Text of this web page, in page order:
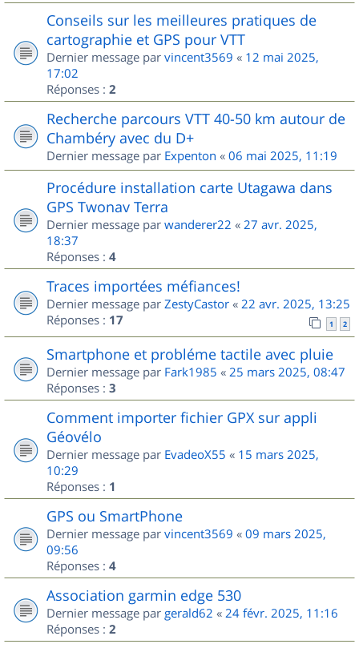
Conseils sur les meilleures pratiques de
cartographie et GPS pour VTT
Dernier message par vincent3569 « 12 mai 2025,
17:02
Réponses : 2
Recherche parcours VTT 40-50 km autour de
Chambéry avec du D+
Dernier message par Expenton « 06 mai 2025, 11:19
Procédure installation carte Utagawa dans
GPS Twonav Terra
Dernier message par wanderer22 « 27 avr. 2025,
18:37
Réponses : 4
Traces importées méfiances!
Dernier message par ZestyCastor « 22 avr. 2025, 13:25
Réponses : 17 1 2
Smartphone et probléme tactile avec pluie
Dernier message par Fark1985 « 25 mars 2025, 08:47
Réponses : 3
Comment importer fichier GPX sur appli
Géovélo
Dernier message par EvadeoX55 « 15 mars 2025,
10:29
Réponses : 1
GPS ou SmartPhone
Dernier message par vincent3569 « 09 mars 2025,
09:56
Réponses : 4
Association garmin edge 530
Dernier message par gerald62 « 24 févr. 2025, 11:16
Réponses : 2